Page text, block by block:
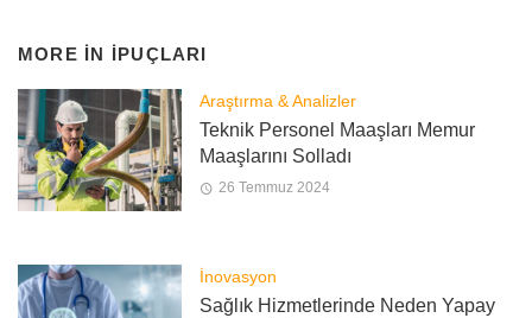
MORE IN İPUÇLARI
Araştırma & Analizler
Teknik Personel Maaşları Memur
Maaşlarını Solladı
26 Temmuz 2024
İnovasyon
Sağlık Hizmetlerinde Neden Yapay